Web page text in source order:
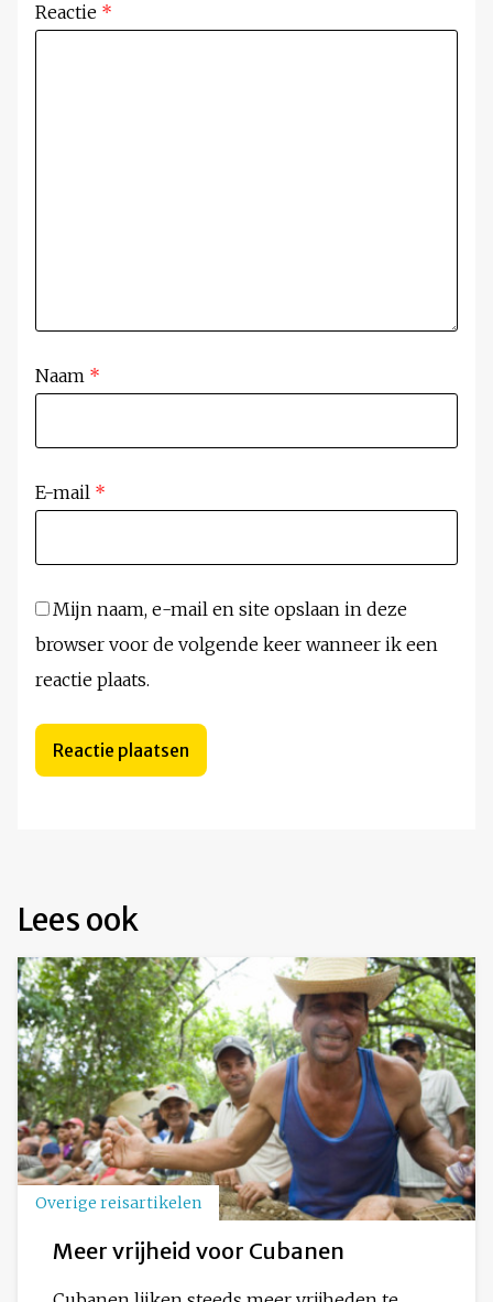
Reactie *
Naam *
E-mail *
Mijn naam, e-mail en site opslaan in deze
browser voor de volgende keer wanneer ik een
reactie plaats.
Lees ook
Overige reisartikelen
Meer vrijheid voor Cubanen